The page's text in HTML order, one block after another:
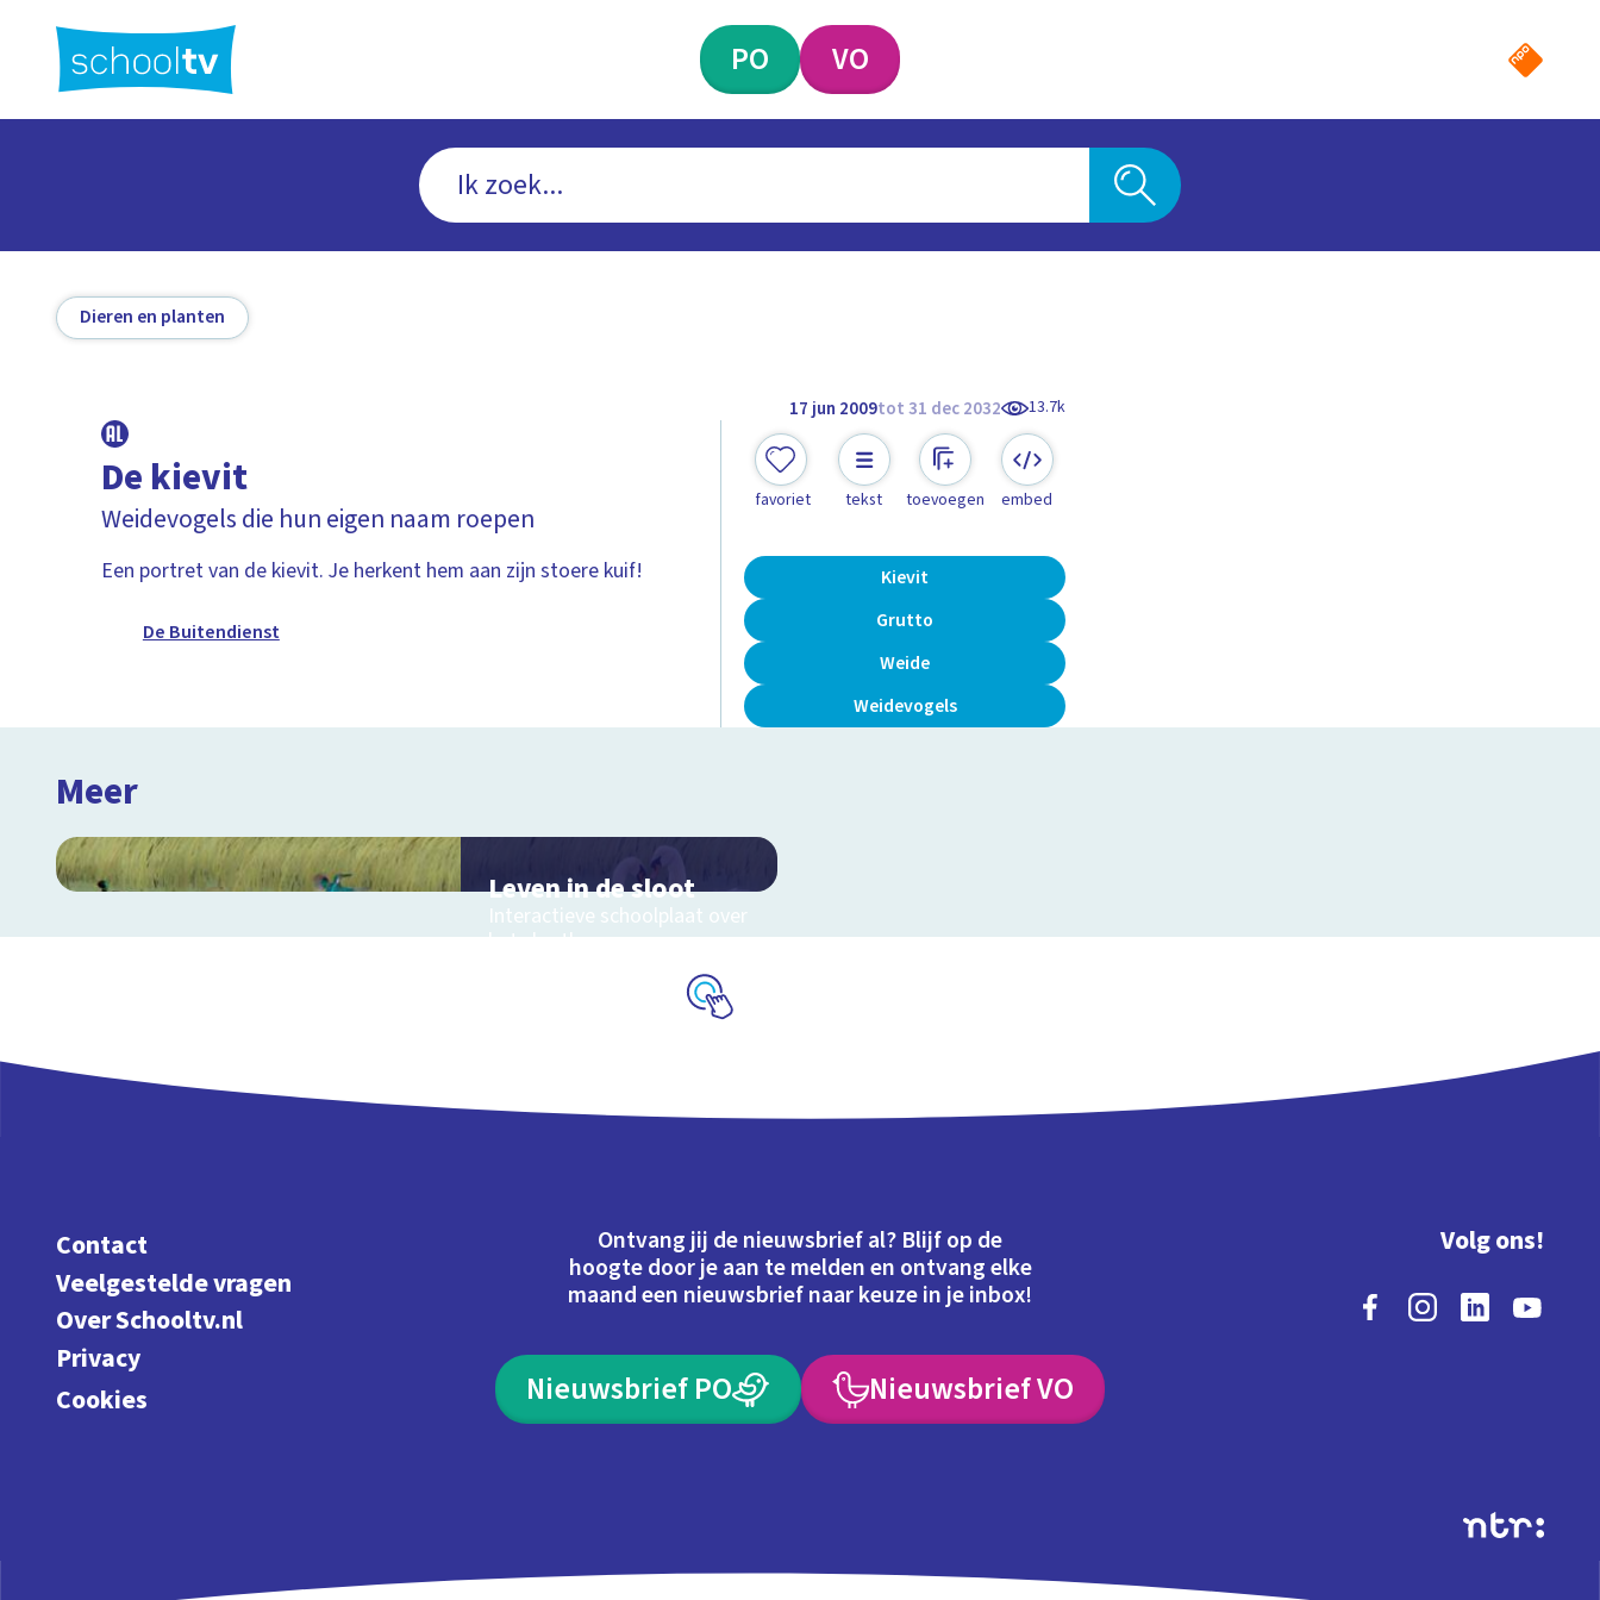
hoofdinhoud
PO VO
Dieren en planten
17 jun 2009tot 31 dec 2032 13.7k
De kievit
Weidevogels die hun eigen naam roepen
Een portret van de kievit. Je herkent hem aan zijn stoere kuif!
De Buitendienst
favoriet tekst toevoegen embed
Kievit
Grutto
Weide
Weidevogels
Meer
Leven in de sloot
Interactieve schoolplaat over
het slootleven
Contact
Veelgestelde vragen
Over Schooltv.nl
Privacy
Cookies
Ontvang jij de nieuwsbrief al? Blijf op de
hoogte door je aan te melden en ontvang elke
maand een nieuwsbrief naar keuze in je inbox!
Nieuwsbrief PO Nieuwsbrief VO
Volg ons!